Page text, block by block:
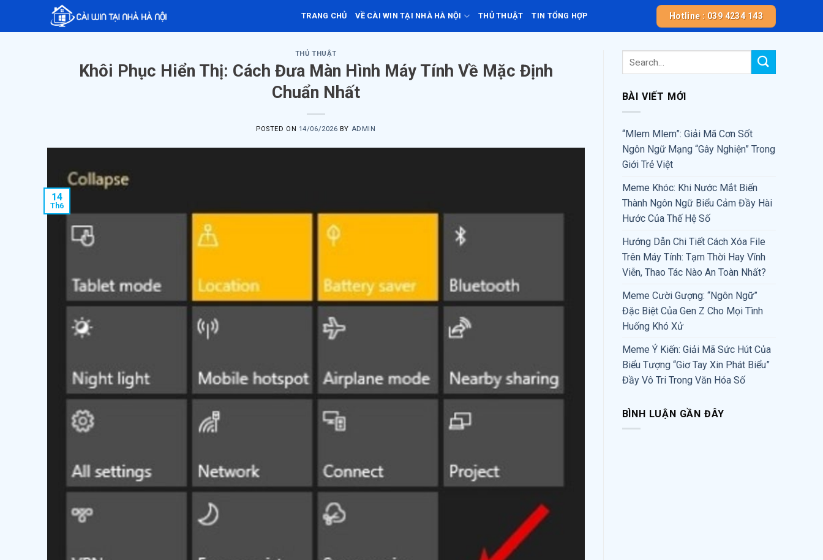
TRANG CHỦ VỀ CÀI WIN TẠI NHÀ HÀ NỘI THỦ THUẬT TIN TỔNG HỢP Hotline : 039 4234 143
THỦ THUẬT
Khôi Phục Hiển Thị: Cách Đưa Màn Hình Máy Tính Về Mặc Định
Chuẩn Nhất
POSTED ON 14/06/2026 BY ADMIN
14
Th6
BÀI VIẾT MỚI
“Mlem Mlem”: Giải Mã Cơn Sốt
Ngôn Ngữ Mạng “Gây Nghiện” Trong
Giới Trẻ Việt
Meme Khóc: Khi Nước Mắt Biến
Thành Ngôn Ngữ Biểu Cảm Đầy Hài
Hước Của Thế Hệ Số
Hướng Dẫn Chi Tiết Cách Xóa File
Trên Máy Tính: Tạm Thời Hay Vĩnh
Viễn, Thao Tác Nào An Toàn Nhất?
Meme Cười Gượng: “Ngôn Ngữ”
Đặc Biệt Của Gen Z Cho Mọi Tình
Huống Khó Xử
Meme Ý Kiến: Giải Mã Sức Hút Của
Biểu Tượng “Giơ Tay Xin Phát Biểu”
Đầy Vô Tri Trong Văn Hóa Số
BÌNH LUẬN GẦN ĐÂY